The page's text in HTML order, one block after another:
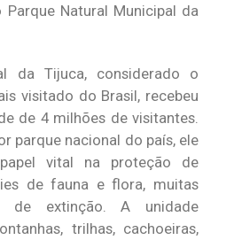
Natural Municipal da
da Tijuca, considerado o
visitado do Brasil, recebeu
de 4 milhões de visitantes.
parque nacional do país, ele
vital na proteção de
de fauna e flora, muitas
de extinção. A unidade
trilhas, cachoeiras,